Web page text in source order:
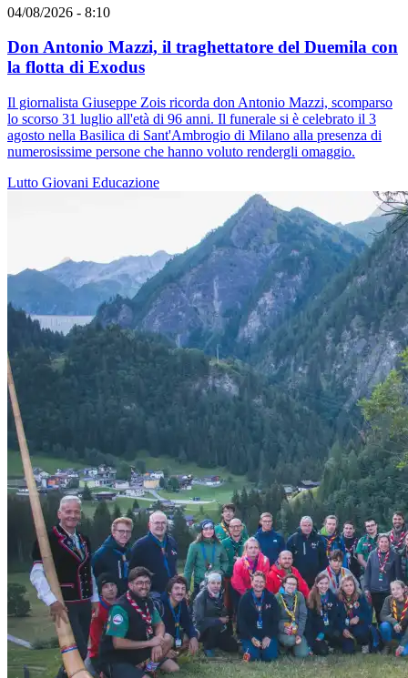
04/08/2026 - 8:10
Don Antonio Mazzi, il traghettatore del Duemila con
la flotta di Exodus
Il giornalista Giuseppe Zois ricorda don Antonio Mazzi, scomparso
lo scorso 31 luglio all'età di 96 anni. Il funerale si è celebrato il 3
agosto nella Basilica di Sant'Ambrogio di Milano alla presenza di
numerosissime persone che hanno voluto rendergli omaggio.
Lutto Giovani Educazione